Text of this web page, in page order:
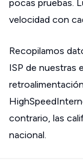
pocas pruebas.
velocidad con
Recopilamos
ISP de nuestras
contrario, las
nacional.